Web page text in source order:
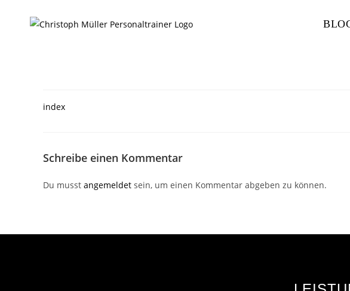
index
Schreibe einen Kommentar
Du musst angemeldet sein, um einen Kommentar abgeben zu können.